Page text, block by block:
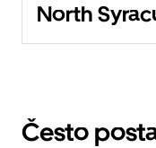
North
Često